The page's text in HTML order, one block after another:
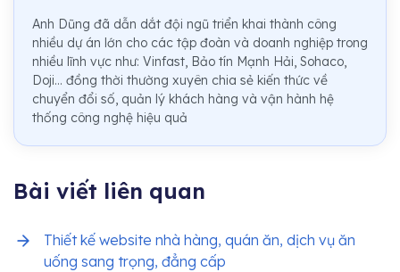
Anh Dũng đã dẫn dắt đội ngũ triển khai thành công
nhiều dự án lớn cho các tập đoàn và doanh nghiệp trong
nhiều lĩnh vực như: Vinfast, Bảo tín Mạnh Hải, Sohaco,
Doji... đồng thời thường xuyên chia sẻ kiến thức về
chuyển đổi số, quản lý khách hàng và vận hành hệ
thống công nghệ hiệu quả
Bài viết liên quan
Thiết kế website nhà hàng, quán ăn, dịch vụ ăn
uống sang trọng, đẳng cấp